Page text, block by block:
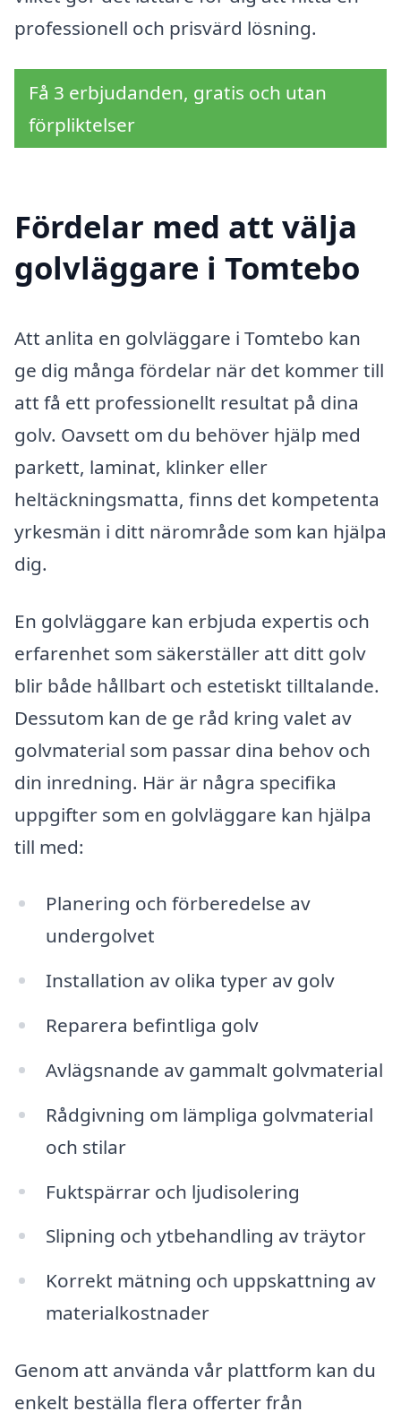
professionell och prisvärd lösning.
Få 3 erbjudanden, gratis och utan
förpliktelser
Fördelar med att välja
golvläggare i Tomtebo
Att anlita en golvläggare i Tomtebo kan
ge dig många fördelar när det kommer till
att få ett professionellt resultat på dina
golv. Oavsett om du behöver hjälp med
parkett, laminat, klinker eller
heltäckningsmatta, finns det kompetenta
yrkesmän i ditt närområde som kan hjälpa
dig.
En golvläggare kan erbjuda expertis och
erfarenhet som säkerställer att ditt golv
blir både hållbart och estetiskt tilltalande.
Dessutom kan de ge råd kring valet av
golvmaterial som passar dina behov och
din inredning. Här är några specifika
uppgifter som en golvläggare kan hjälpa
till med:
Planering och förberedelse av
undergolvet
Installation av olika typer av golv
Reparera befintliga golv
Avlägsnande av gammalt golvmaterial
Rådgivning om lämpliga golvmaterial
och stilar
Fuktspärrar och ljudisolering
Slipning och ytbehandling av träytor
Korrekt mätning och uppskattning av
materialkostnader
Genom att använda vår plattform kan du
enkelt beställa flera offerter från